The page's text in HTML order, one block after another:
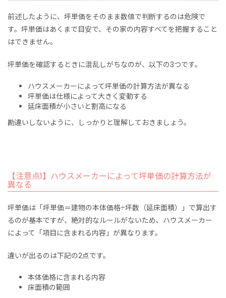
前述したように、坪単価をそのまま数値で判断するのは危険で
す。坪単価はあくまで目安で、その家の内容すべてを把握すること
はできません。
坪単価を確認するときに混乱しがちなのが、以下の3つです。
ハウスメーカーによって坪単価の計算方法が異なる
坪単価は仕様によって大きく変動する
延床面積が小さいと割高になる
勘違いしないように、しっかりと理解しておきましょう。
【注意点1】ハウスメーカーによって坪単価の計算方法が
異なる
坪単価は 「坪単価＝建物の本体価格÷坪数（延床面積） 」で算出す
るのが基本ですが、 絶対的なルールがないため、ハウスメーカー
によって「項目に含まれる内容」が異なります。
違いが出るのは下記の2点です。
本体価格に含まれる内容
床面積の範囲